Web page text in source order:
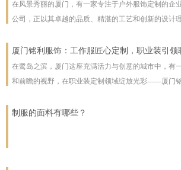
在风景秀丽的厦门，有一家专注于户外服饰定制的
公司，正以其卓越的品质、精湛的工艺和创新的设计
厦门铭利服饰：工作服匠心定制，职业装引领
在鹭岛之滨，厦门这座充满活力与创意的城市中，有
和前瞻的视野，在职业装定制领域绽放光彩——厦门
业的工作者打造既符合职业形象又彰显个性的工作服
制服的面料有哪些？